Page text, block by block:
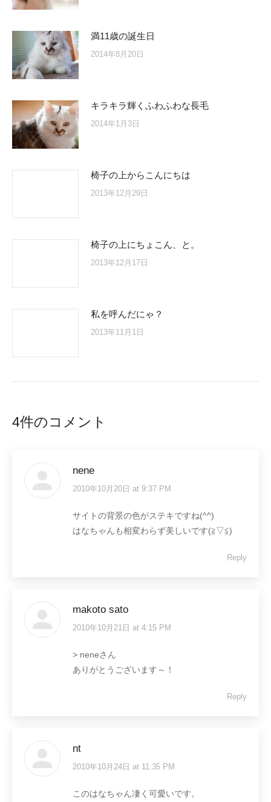
満11歳の誕生日
2014年8月20日
キラキラ輝くふわふわな長毛
2014年1月3日
椅子の上からこんにちは
2013年12月29日
椅子の上にちょこん、と。
2013年12月17日
私を呼んだにゃ？
2013年11月1日
4件のコメント
nene
says:
2010年10月20日 at 9:37 PM
サイトの背景の色がステキですね(^^)
はなちゃんも相変わらず美しいです(≧▽≦)
Reply
makoto sato
says:
2010年10月21日 at 4:15 PM
> neneさん
ありがとうございます～！
Reply
nt
says:
2010年10月24日 at 11:35 PM
このはなちゃん凄く可愛いです。